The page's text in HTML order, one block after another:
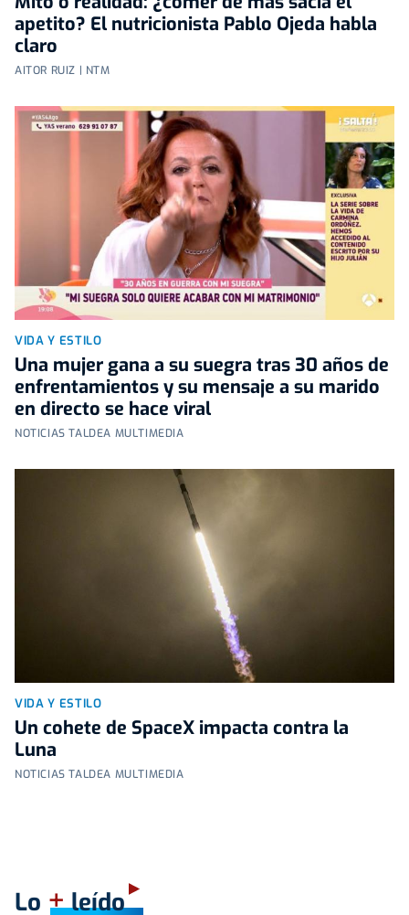
apetito? El nutricionista Pablo Ojeda habla
claro
AITOR RUIZ | NTM
VIDA Y ESTILO
Una mujer gana a su suegra tras 30 años de
enfrentamientos y su mensaje a su marido
en directo se hace viral
NOTICIAS TALDEA MULTIMEDIA
VIDA Y ESTILO
Un cohete de SpaceX impacta contra la
Luna
NOTICIAS TALDEA MULTIMEDIA
Lo +leído